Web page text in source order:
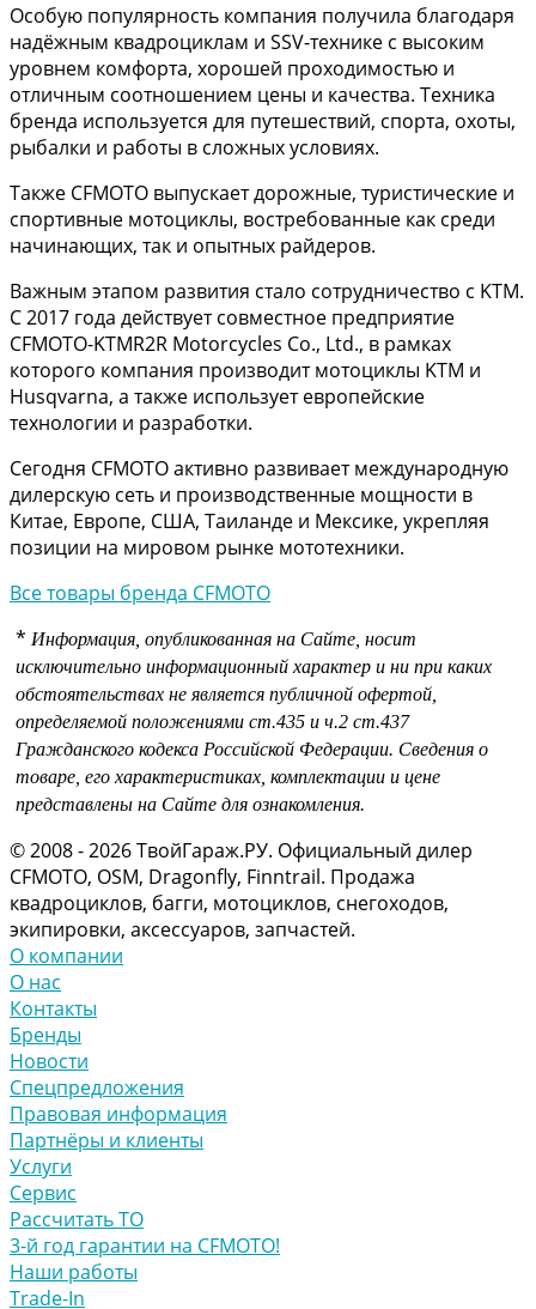
Особую популярность компания получила благодаря
надёжным квадроциклам и SSV-технике с высоким
уровнем комфорта, хорошей проходимостью и
отличным соотношением цены и качества. Техника
бренда используется для путешествий, спорта, охоты,
рыбалки и работы в сложных условиях.
Также CFMOTO выпускает дорожные, туристические и
спортивные мотоциклы, востребованные как среди
начинающих, так и опытных райдеров.
Важным этапом развития стало сотрудничество с KTM.
С 2017 года действует совместное предприятие
CFMOTO-KTMR2R Motorcycles Co., Ltd., в рамках
которого компания производит мотоциклы KTM и
Husqvarna, а также использует европейские
технологии и разработки.
Сегодня CFMOTO активно развивает международную
дилерскую сеть и производственные мощности в
Китае, Европе, США, Таиланде и Мексике, укрепляя
позиции на мировом рынке мототехники.
Все товары бренда CFMOTO
* Информация, опубликованная на Сайте, носит
исключительно информационный характер и ни при каких
обстоятельствах не является публичной офертой,
определяемой положениями ст.435 и ч.2 ст.437
Гражданского кодекса Российской Федерации. Сведения о
товаре, его характеристиках, комплектации и цене
представлены на Сайте для ознакомления.
© 2008 - 2026 ТвойГараж.РУ. Официальный дилер
CFMOTO, OSM, Dragonfly, Finntrail. Продажа
квадроциклов, багги, мотоциклов, снегоходов,
экипировки, аксессуаров, запчастей.
О компании
О нас
Контакты
Бренды
Новости
Спецпредложения
Правовая информация
Партнёры и клиенты
Услуги
Сервис
Рассчитать ТО
3-й год гарантии на CFMOTO!
Наши работы
Trade-In